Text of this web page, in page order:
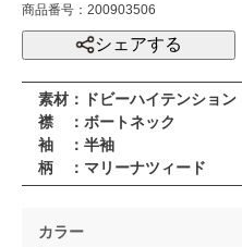
商品番号：200903506
シェアする
素材：ドビーハイテンション
襟 ：ボートネック
袖 ：半袖
柄 ：マリーナツィード
カラー